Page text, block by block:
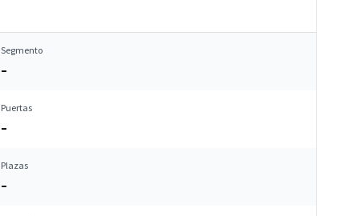
Segmento
–
Puertas
–
Plazas
–